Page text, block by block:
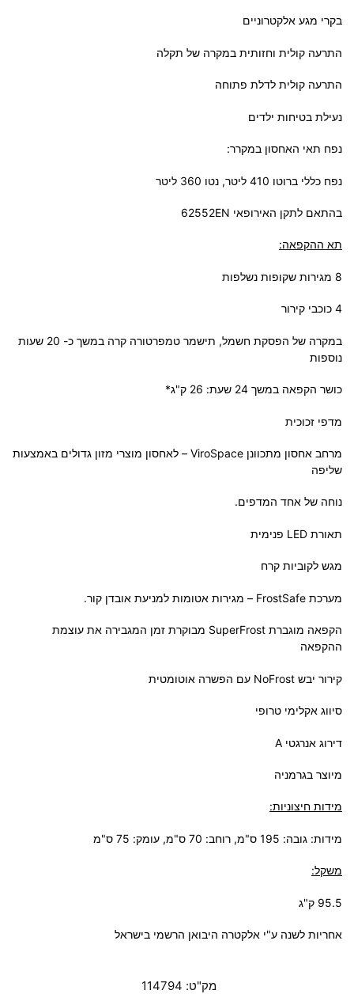
בקרי מגע אלקטרוניים
התרעה קולית וחזותית במקרה של תקלה
התרעה קולית לדלת פתוחה
נעילת בטיחות ילדים
נפח תאי האחסון במקרר:
נפח כללי ברוטו 410 ליטר, נטו 360 ליטר
בהתאם לתקן האירופאי 62552EN
תא ההקפאה:
8 מגירות שקופות נשלפות
4 כוכבי קירור
במקרה של הפסקת חשמל, תישמר טמפרטורה קרה במשך כ- 20 שעות
נוספות
כושר הקפאה במשך 24 שעת: 26 ק"ג*
מדפי זכוכית
מרחב אחסון מתכוונן ViroSpace – לאחסון מוצרי מזון גדולים באמצעות
שליפה
נוחה של אחד המדפים.
תאורת LED פנימית
מגש לקוביות קרח
מערכת FrostSafe – מגירות אטומות למניעת אובדן קור.
הקפאה מוגברת SuperFrost מבוקרת זמן המגבירה את עוצמת
ההקפאה
קירור יבש NoFrost עם הפשרה אוטומטית
סיווג אקלימי טרופי
דירוג אנרגטי A
מיוצר בגרמניה
מידות חיצוניות:
מידות: גובה: 195 ס"מ, רוחב: 70 ס"מ, עומק: 75 ס"מ
משקל:
95.5 ק"ג
אחריות לשנה ע"י אלקטרה היבואן הרשמי בישראל
מק"ט: 114794